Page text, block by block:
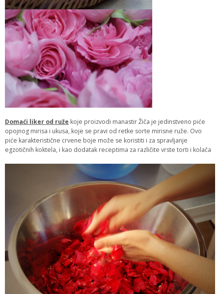
Domaći liker od ruže koje proizvodi manastir Žiča je jedinstveno piće
opojnog mirisa i ukusa, koje se pravi od retke sorte mirisne ruže. Ovo
piće karakteristične crvene boje može se koristiti i za spravljanje
egzotičnih koktela, i kao dodatak receptima za različite vrste torti i kolača